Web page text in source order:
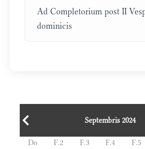
Ad Completorium post II
dominicis
Septembris 2024
Do F.2 F.3 F.4 F.5